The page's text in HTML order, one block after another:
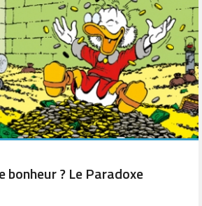
? Le Paradoxe